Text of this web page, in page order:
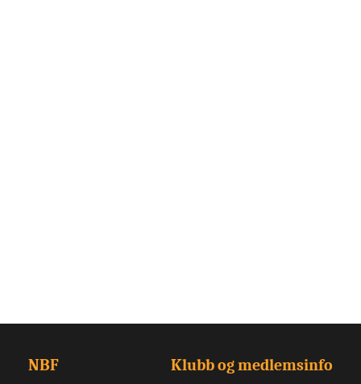
NBF Klubb og medlemsinfo